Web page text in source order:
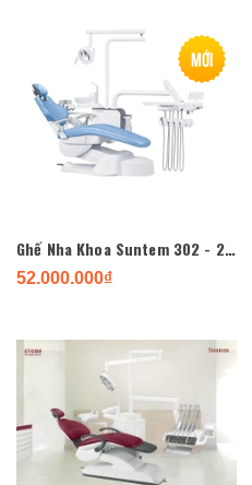
Mới
Ghế Nha Khoa Suntem 302 - 2024
52.000.000₫